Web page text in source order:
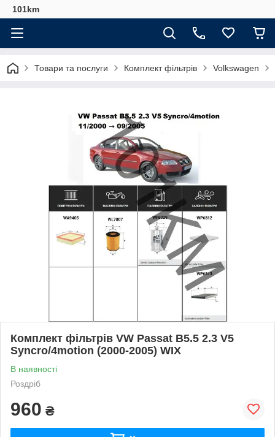
101km
Товари та послуги Комплект фільтрів Volkswagen
Комплект фільтрів VW Passat B5.5 2.3 V5
Syncro/4motion (2000-2005) WIX
В наявності
Роздріб
960 ₴